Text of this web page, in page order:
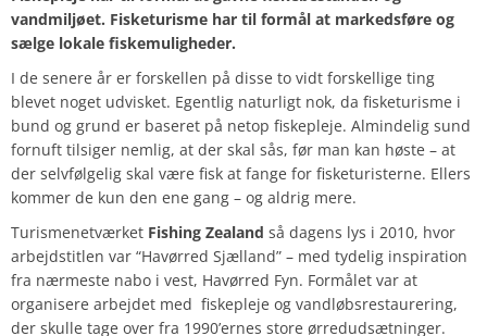
vandmiljøet. Fisketurisme har til formål at markedsføre og
sælge lokale fiskemuligheder.
I de senere år er forskellen på disse to vidt forskellige ting
blevet noget udvisket. Egentlig naturligt nok, da fisketurisme i
bund og grund er baseret på netop fiskepleje. Almindelig sund
fornuft tilsiger nemlig, at der skal sås, før man kan høste – at
der selvfølgelig skal være fisk at fange for fisketuristerne. Ellers
kommer de kun den ene gang – og aldrig mere.
Turismenetværket Fishing Zealand så dagens lys i 2010, hvor
arbejdstitlen var “Havørred Sjælland” – med tydelig inspiration
fra nærmeste nabo i vest, Havørred Fyn. Formålet var at
organisere arbejdet med fiskepleje og vandløbsrestaurering,
der skulle tage over fra 1990’ernes store ørredudsætninger.